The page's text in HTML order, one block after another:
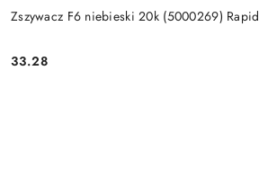
Zszywacz F6 niebieski 20k (5000269) Rapid
Cena:
33.28